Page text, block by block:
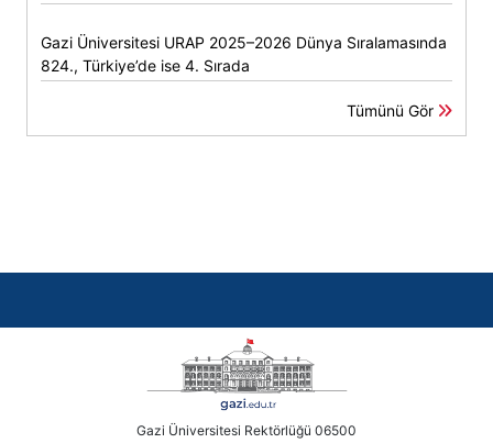
Gazi Üniversitesi URAP 2025–2026 Dünya Sıralamasında
824., Türkiye’de ise 4. Sırada
Tümünü Gör
Gazi Üniversitesi Rektörlüğü 06500